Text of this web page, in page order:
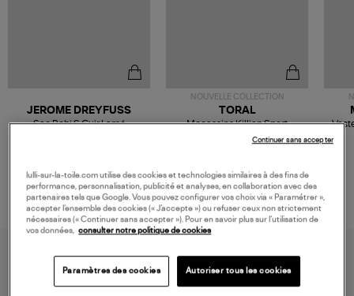
JEROME DREYFUSS
Sac Bobi S Cuir Lamé
NOUVELLE COLLECTION
189,00 €
TORAL
Mocassins Killian Sport
Mousse
lulli-sur-la-toile.com utilise des cookies et technologies similaires à des fins de
performance, personnalisation, publicité et analyses, en collaboration avec des
partenaires tels que Google. Vous pouvez configurer vos choix via « Paramétrer »,
accepter l’ensemble des cookies (« J’accepte ») ou refuser ceux non strictement
nécessaires (« Continuer sans accepter »). Pour en savoir plus sur l’utilisation de
vos données, consulter notre politique de cookies
Paramètres des cookies Autoriser tous les cookies
Continuer sans accepter